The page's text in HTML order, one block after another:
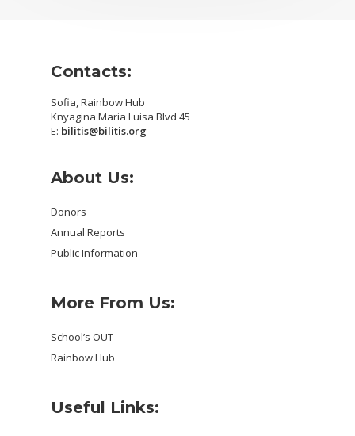
Contacts:
Sofia, Rainbow Hub
Knyagina Maria Luisa Blvd 45
E: bilitis@bilitis.org
About Us:
Donors
Annual Reports
Public Information
More From Us:
School’s OUT
Rainbow Hub
Useful Links: